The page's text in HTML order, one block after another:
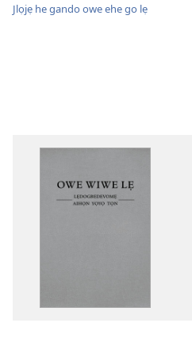
Jlọjẹ he gando owe ehe go lẹ